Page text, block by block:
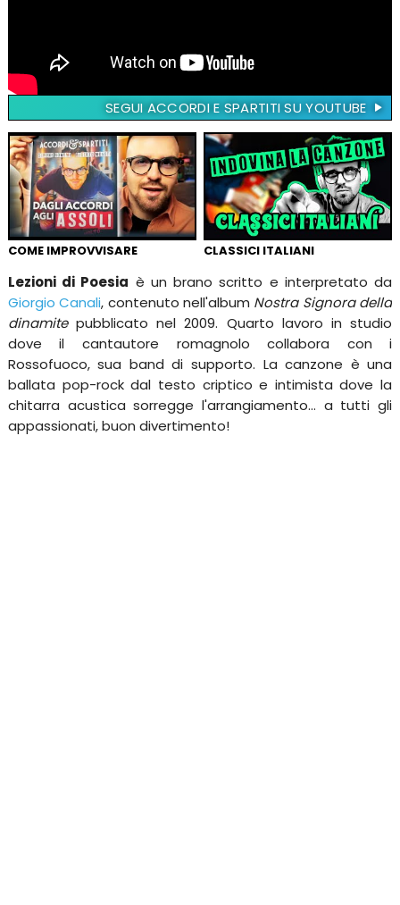
SEGUI ACCORDI E SPARTITI SU YOUTUBE
COME IMPROVVISARE CLASSICI ITALIANI
Lezioni di Poesia è un brano scritto e interpretato da
Giorgio Canali, contenuto nell'album Nostra Signora della
dinamitepubblicato nel 2009. Quarto lavoro in studio
dove il cantautore romagnolo collabora con i
Rossofuoco, sua band di supporto. La canzone è una
ballata pop-rock dal testo criptico e intimista dove la
chitarra acustica sorregge l'arrangiamento... a tutti gli
appassionati, buon divertimento!